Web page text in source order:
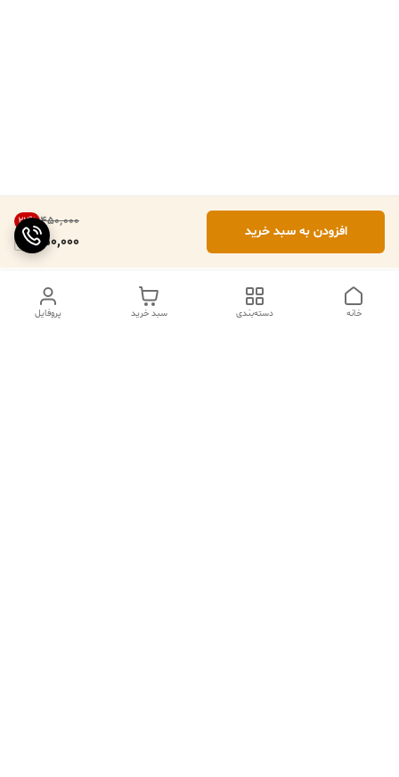
۴۵۰٬۰۰۰ 22%
350,000
افزودن به سبد خرید
پروفایل سبد خرید دسته‌بندی خانه